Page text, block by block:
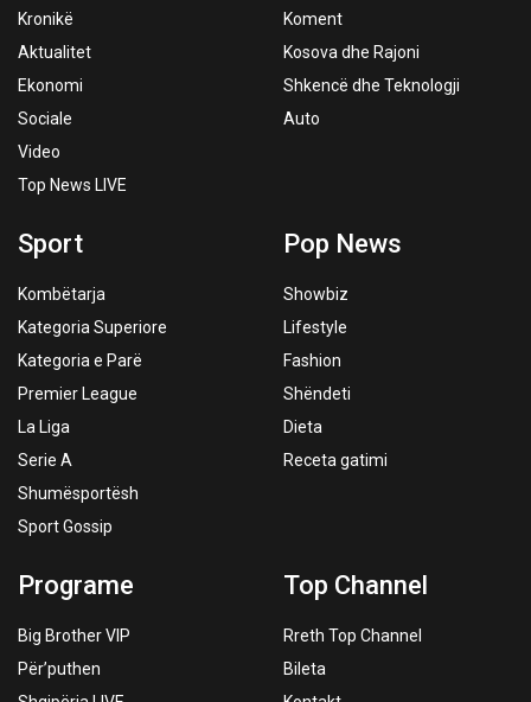
Kronikë
Aktualitet
Ekonomi
Sociale
Video
Top News LIVE
Koment
Kosova dhe Rajoni
Shkencë dhe Teknologji
Auto
Sport
Kombëtarja
Kategoria Superiore
Kategoria e Parë
Premier League
La Liga
Serie A
Shumësportësh
Sport Gossip
Pop News
Showbiz
Lifestyle
Fashion
Shëndeti
Dieta
Receta gatimi
Programe
Big Brother VIP
Për’puthen
Top Channel
Rreth Top Channel
Bileta